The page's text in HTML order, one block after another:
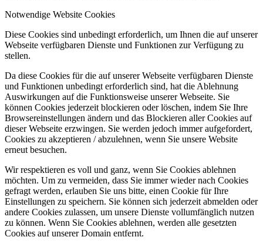
Notwendige Website Cookies
Diese Cookies sind unbedingt erforderlich, um Ihnen die auf unserer
Webseite verfügbaren Dienste und Funktionen zur Verfügung zu
stellen.
Da diese Cookies für die auf unserer Webseite verfügbaren Dienste
und Funktionen unbedingt erforderlich sind, hat die Ablehnung
Auswirkungen auf die Funktionsweise unserer Webseite. Sie
können Cookies jederzeit blockieren oder löschen, indem Sie Ihre
Browsereinstellungen ändern und das Blockieren aller Cookies auf
dieser Webseite erzwingen. Sie werden jedoch immer aufgefordert,
Cookies zu akzeptieren / abzulehnen, wenn Sie unsere Website
erneut besuchen.
Wir respektieren es voll und ganz, wenn Sie Cookies ablehnen
möchten. Um zu vermeiden, dass Sie immer wieder nach Cookies
gefragt werden, erlauben Sie uns bitte, einen Cookie für Ihre
Einstellungen zu speichern. Sie können sich jederzeit abmelden oder
andere Cookies zulassen, um unsere Dienste vollumfänglich nutzen
zu können. Wenn Sie Cookies ablehnen, werden alle gesetzten
Cookies auf unserer Domain entfernt.